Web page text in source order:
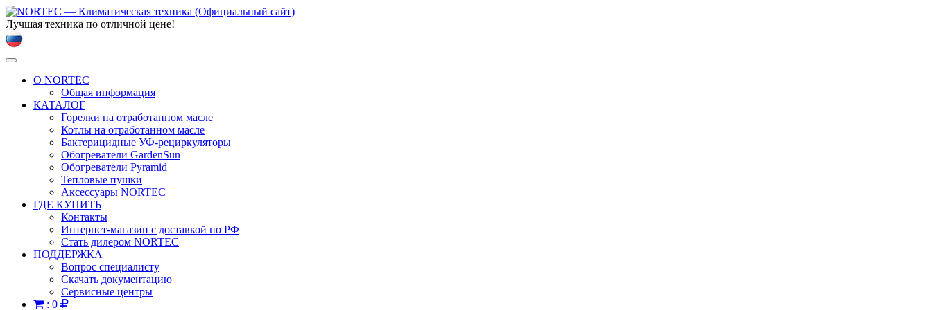
Лучшая техника по отличной цене!
Toggle
navigationО NORTEC
Общая информация
КАТАЛОГ
Горелки на отработанном масле
Котлы на отработанном масле
Бактерицидные УФ-рециркуляторы
Обогреватели GardenSun
Обогреватели Pyramid
Тепловые пушки
Аксессуары NORTEC
ГДЕ КУПИТЬ
Контакты
Интернет-магазин с доставкой по РФ
Стать дилером NORTEC
ПОДДЕРЖКА
Вопрос специалисту
Скачать документацию
Сервисные центры
: 0